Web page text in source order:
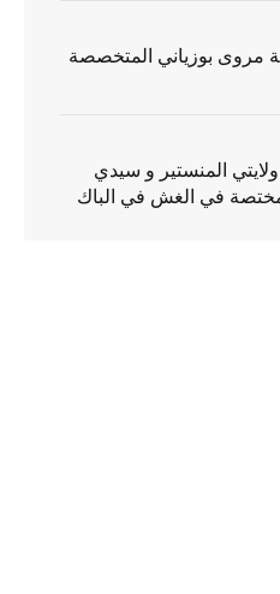
مروى بوزياني المتخصصة
المنستير و سيدي
في الغش في الباك